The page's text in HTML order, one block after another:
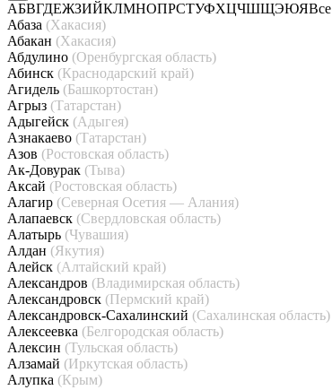
АБВГДЕЖЗИЙКЛМНОПРСТУФХЦЧШЩЭЮЯВсе
Абаза (Хакасия)
Абакан (Хакасия)
Абдулино (Оренбургская область)
Абинск (Краснодарский край)
Агидель (Башкортостан)
Агрыз (Татарстан)
Адыгейск (Адыгея)
Азнакаево (Татарстан)
Азов (Ростовская область)
Ак-Довурак (Тыва)
Аксай (Ростовская область)
Алагир (Северная Осетия — Алания)
Алапаевск (Свердловская область)
Алатырь (Чувашия)
Алдан (Якутия)
Алейск (Алтайский край)
Александров (Владимирская область)
Александровск (Пермский край)
Александровск-Сахалинский (Сахалинская область)
Алексеевка (Белгородская область)
Алексин (Тульская область)
Алзамай (Иркутская область)
Алупка (Крым)